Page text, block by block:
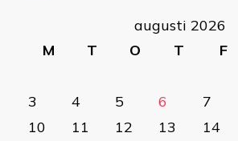
augusti 2026
M
T O T F
3
4 5 6 7
10
11 12 13 14